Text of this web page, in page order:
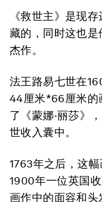
《救世主》是现
藏的，同时这也
杰作。
法王路易七世在
44厘米*66厘米的
了《蒙娜·丽莎》
世收入囊中。
1763年之后，这
1900年一位英国
画作中的面容和